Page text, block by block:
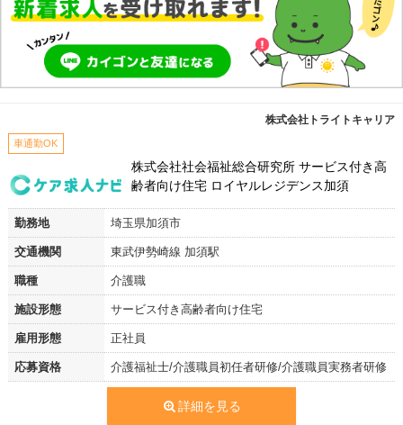
株式会社トライトキャリア
車通勤OK
株式会社社会福祉総合研究所 サービス付き高
齢者向け住宅 ロイヤルレジデンス加須
勤務地 埼玉県加須市
交通機関 東武伊勢崎線 加須駅
職種 介護職
施設形態 サービス付き高齢者向け住宅
雇用形態 正社員
応募資格 介護福祉士/介護職員初任者研修/介護職員実務者研修
詳細を見る